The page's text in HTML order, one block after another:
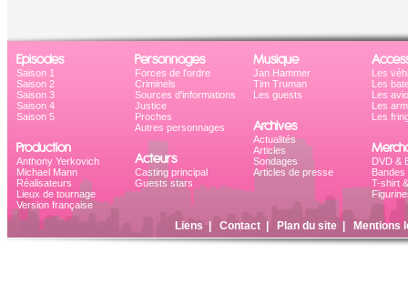
Episodes
Saison 1
Saison 2
Saison 3
Saison 4
Saison 5
Production
Anthony Yerkovich
Michael Mann
Réalisateurs
Lieux de tournage
Version française
Personnages
Forces de l'ordre
Criminels
Sources d'informations
Justice
Proches
Autres personnages
Acteurs
Casting principal
Guests stars
Musique
Jan Hammer
Tim Truman
Les guests
Archives
Actualités
Articles
Sondages
Articles de presse
Les
Les
Les
Les
Les
DVD &
Bandes
T-shirt
Liens Contact| Plan du site| Mentions